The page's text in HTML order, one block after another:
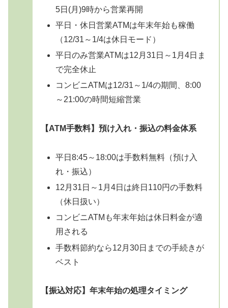
5日(月)9時から営業再開
平日・休日営業ATMは年末年始も稼働
（12/31～1/4は休日モード）
平日のみ営業ATMは12月31日～1月4日ま
で完全休止
コンビニATMは12/31～1/4の期間、8:00
～21:00の時間短縮営業
【ATM手数料】預け入れ・振込の料金体系
平日8:45～18:00は手数料無料（預け入
れ・振込）
12月31日～1月4日は終日110円の手数料
（休日扱い）
コンビニATMも年末年始は休日料金が適
用される
手数料節約なら12月30日までの手続きが
ベスト
【振込対応】年末年始の処理タイミング